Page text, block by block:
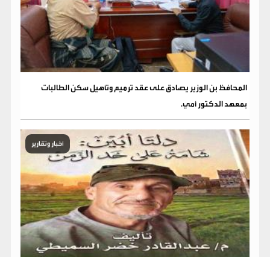
المحافظ بن الوزير يصادق على عقد ترميم وتأهيل سكن الطالبات
بمعهد الدكتور أمي.
أخبار وتقارير